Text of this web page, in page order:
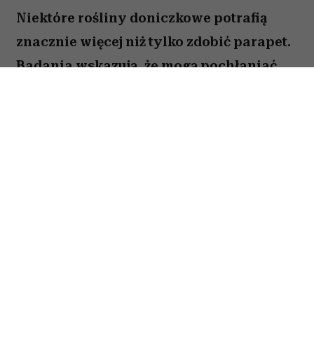
Niektóre rośliny doniczkowe potrafią
znacznie więcej niż tylko zdobić parapet.
Badania wskazują, że mogą pochłaniać